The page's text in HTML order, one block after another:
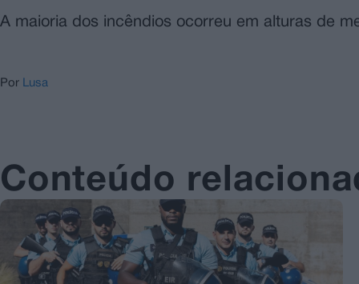
A maioria dos incêndios ocorreu em alturas de
Por Lusa
Conteúdo